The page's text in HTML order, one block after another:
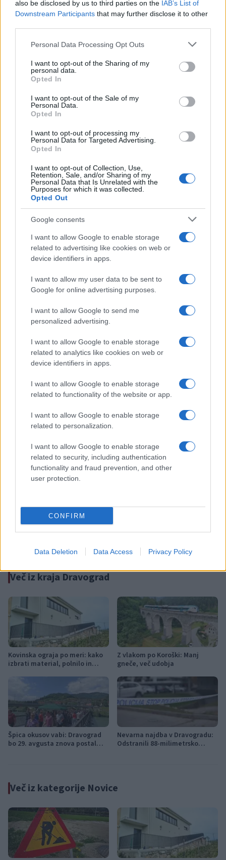
also be disclosed by us to third parties on the IAB’s List of
Downstream Participants that may further disclose it to other
Please note that this website/app uses one or more Google
not limited to your visit or usage behaviour. You may click to
grant or deny consent to Google and its third-party tags to
use your data for below specified purposes in below Google
consent section.
Personal Data Processing Opt Outs
I want to opt-out of the Sharing of my
personal data.
Opted In
I want to opt-out of the Sale of my
Personal Data.
Opted In
I want to opt-out of processing my
Personal Data for Targeted Advertising.
Opted In
I want to opt-out of Collection, Use,
Retention, Sale, and/or Sharing of my
Personal Data that Is Unrelated with the
Purposes for which it was collected.
Opted Out
Google consents
I want to allow Google to enable storage
related to advertising like cookies on web or
device identifiers in apps.
I want to allow my user data to be sent to
Google for online advertising purposes.
I want to allow Google to send me
personalized advertising.
I want to allow Google to enable storage
related to analytics like cookies on web or
device identifiers in apps.
I want to allow Google to enable storage
related to functionality of the website or app.
I want to allow Google to enable storage
related to personalization.
I want to allow Google to enable storage
related to security, including authentication
functionality and fraud prevention, and other
user protection.
CONFIRM
Data Deletion Data Access Privacy Policy
Dobitniki priznanj so izpostavili, da učinkovito
veliko pomeni.Eden od dobitnikov je povedal, da so
model začeli uporabljati že pred 15. leti, saj se zavedajo,
da je kakovost izjemno pomembna. Velja rek: "kdor ne
napreduje, nazaduje. Potrebno se je stalno izboljševati,
kajti na ta način se lahko vsi vključimo v proces dela, to
ponotranjimo in ustvarjamo možnosti za boljše delo v
javni upravi", je še dodal.Načela odličnosti modela
CAFso bila predstavljena s pomočjo plesnih korakov v
ritmih argentinskega tanga, ki so popestrili dogodek.
Upoštevajoč dosedanji odziv organov, lahko tudi v letu
2019 računamo na vsaj 12 novih uporabnikov CAF
(organi v sestavi, vladne službe/uradi, občine), so
zapisali na Ministrstvu za javno upravo.Več o modelu
CAF v Sloveniji
Vir: Ministrstvo za javno upravo
Opozorilo:Po 297. členu Kazenskega zakonika je
posameznik kazensko odgovoren za javno spodbujanje
rasističnimi, diskriminatornimi ali nezakonitimi vsebinami bodo
odstranjeni. Pravila komentiranja →
Failed to fetch
Kategorije: Novice Novice
Več iz kraja Dravograd
Kovinska ograja po meri: kako
izbrati material, polnilo in
Z vlakom po Koroški: Manj
gneče, več udobja
Špica okusov vabi: Dravograd
bo 29. avgusta znova postal
Nevarna najdba v Dravogradu:
Odstranili 88-milimetrsko
Več iz kategorije Novice